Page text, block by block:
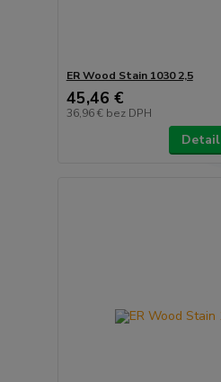
ER Wood Stain 1030 2,5
45,46 €
36,96 € bez DPH
Detail